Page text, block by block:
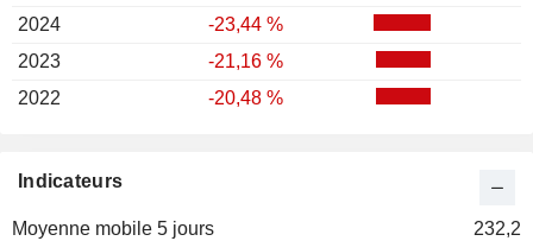
Indicateurs
Moyenne mobile 5 jours
232,2
2024
-23,44 %
2023
-21,16 %
2022
-20,48 %